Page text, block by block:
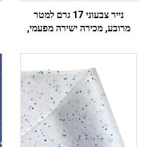
נייר צבעוני 17 גרם למטר
מרובע, מכירה ישירה מפעמי,
לצבעים, נעליים, מתנות, פרחים,
נייר טישו